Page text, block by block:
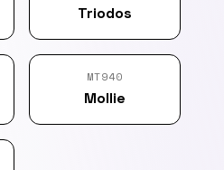
Triodos
MT940
Mollie